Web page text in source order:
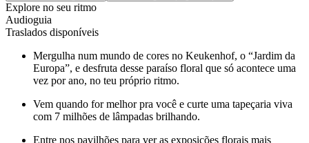
Explore no seu ritmo
Audioguia
Traslados disponíveis
Mergulha num mundo de cores no Keukenhof, o “Jardim da
Europa”, e desfruta desse paraíso floral que só acontece uma
vez por ano, no teu próprio ritmo.
Vem quando for melhor pra você e curte uma tapeçaria viva
com 7 milhões de lâmpadas brilhando.
Entre nos pavilhões para ver as exposições florais mais